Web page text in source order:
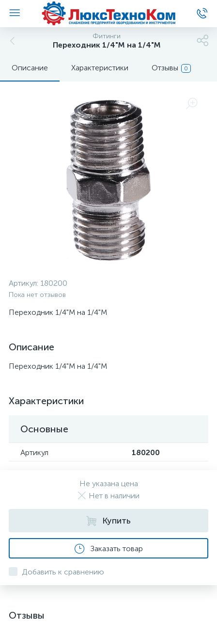
Фитинги
Переходник 1/4"M на 1/4"M
Описание Характеристики Отзывы 0
Артикул: 180200
Пока нет отзывов
Переходник 1/4"M на 1/4"M
Описание
Переходник 1/4"M на 1/4"M
Характеристики
Основные
Артикул 180200
Не указана цена
Нет в наличии
Купить
Заказать товар
Добавить к сравнению
Отзывы